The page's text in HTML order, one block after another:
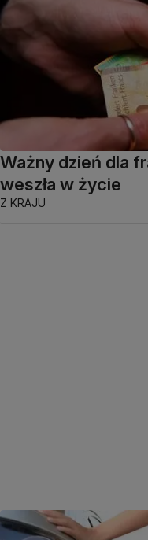
Ważny dzień dla
weszła w życie
Z KRAJU